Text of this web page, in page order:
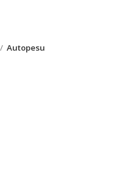
Autopesu